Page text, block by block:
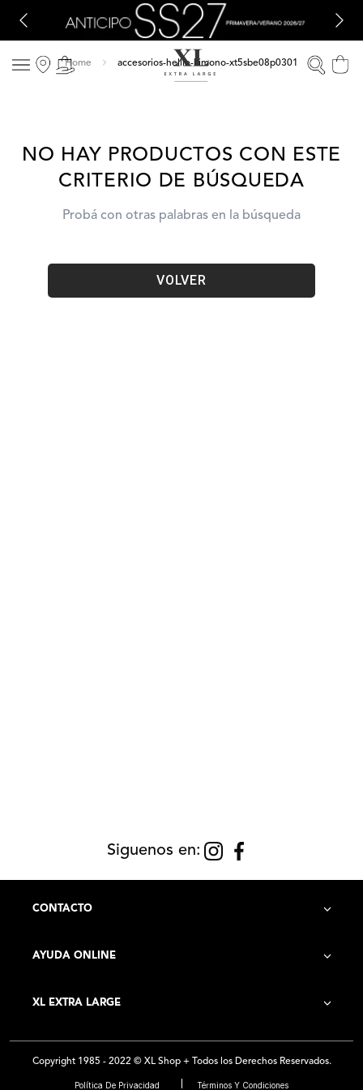
accesorios-hellie-kimono-xt5sbe08p0301
NO HAY PRODUCTOS CON ESTE
CRITERIO DE BÚSQUEDA
Probá con otras palabras en la búsqueda
VOLVER
Siguenos en:
CONTACTO
AYUDA ONLINE
Contacto
Preguntas Frecuentes
XL EXTRA LARGE
Historia de la Empresa
Copyright 1985 - 2022 © XL Shop + Todos los Derechos Reservados.
Política De Privacidad Términos Y Condiciones